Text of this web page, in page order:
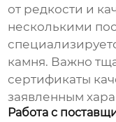
от редкости и
несколькими
камня. Важно
сертификаты
заявленным
Работа с